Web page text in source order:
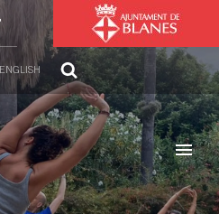
ENGLISH